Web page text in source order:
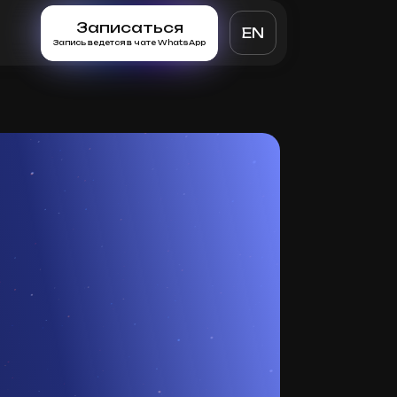
Записаться
Запись ведется в чате WhatsApp
EN